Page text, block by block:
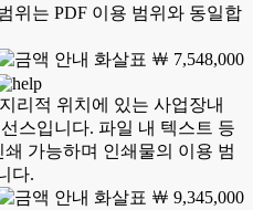
위는 PDF 이용 범위와 동일합
￦ 7,548,000
리적 위치에 있는 사업장내
스입니다. 파일 내 텍스트 등
쇄 가능하며 인쇄물의 이용 범
다.
￦ 9,345,000